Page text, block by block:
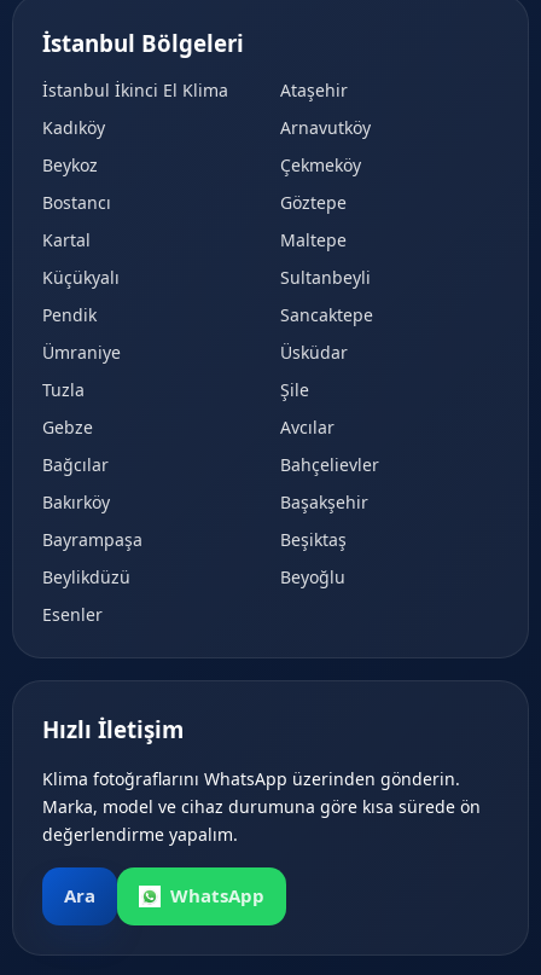
İstanbul Bölgeleri
İstanbul İkinci El Klima
Ataşehir
Kadıköy
Arnavutköy
Beykoz
Çekmeköy
Bostancı
Göztepe
Kartal
Maltepe
Küçükyalı
Sultanbeyli
Pendik
Sancaktepe
Ümraniye
Üsküdar
Tuzla
Şile
Gebze
Avcılar
Bağcılar
Bahçelievler
Bakırköy
Başakşehir
Bayrampaşa
Beşiktaş
Beylikdüzü
Beyoğlu
Esenler
Hızlı İletişim
Klima fotoğraflarını WhatsApp üzerinden gönderin.
Marka, model ve cihaz durumuna göre kısa sürede ön
değerlendirme yapalım.
Ara WhatsApp